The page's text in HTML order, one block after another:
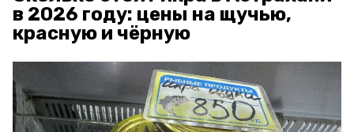
в 2026 году: цены на щучью,
красную и чёрную